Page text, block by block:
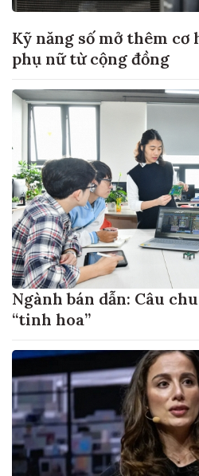
Kỹ năng số mở thêm
phụ nữ từ cộng đồng
Ngành bán dẫn: Câu
“tinh hoa”